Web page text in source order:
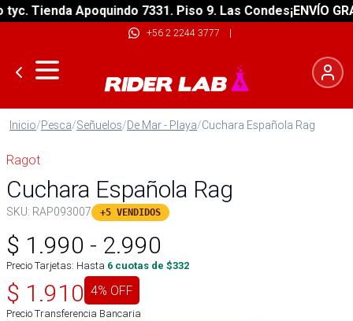
Tienda Apoquindo 7331. Piso 9. Las Condes¡ENVÍO
+56 2 2244 3777 |
Inicio/Pesca/Señuelos/De Mar - Playa/Cuchara Española Rag
Ragot
Cuchara Española Rag
SKU: RAP093007 +5 VENDIDOS
$ 1.990 - 2.990
Precio Tarjetas: Hasta 6 cuotas de $332
$ 1.910 4% OFF
Precio Transferencia Bancaria